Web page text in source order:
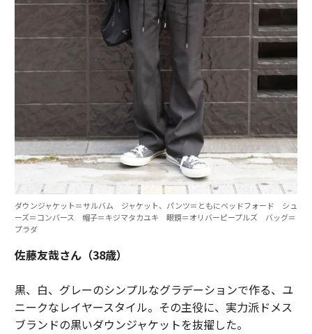
ダウンジャケット＝サルバム ジャケット、パンツ＝ともにベッドフォード シュ
ーズ＝コンバース 帽子＝キジマタカユキ 眼鏡＝オリバーピープルズ バッグ＝
プラダ
佐藤友哉さん（38歳）
黒、白、グレーのシンプルなグラデーションで作る、ユ
ニークなレイヤースタイル。その主役に、実力派ドメス
ブランドの黒いダウンジャケットを抜擢した。